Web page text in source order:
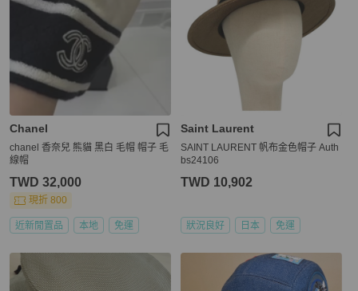
Chanel
chanel 香奈兒 熊貓 黑白 毛帽 帽子 毛
線帽
TWD 32,000
現折 800
近新閒置品 本地 免運
Saint Laurent
SAINT LAURENT 帆布金色帽子 Auth
bs24106
TWD 10,902
狀況良好 日本 免運